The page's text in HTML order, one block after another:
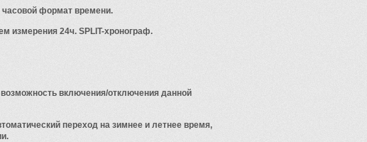
часовой формат времени.
измерения 24ч. SPLIT-хронограф.
включения/отключения данной
переход на зимнее и летнее время,